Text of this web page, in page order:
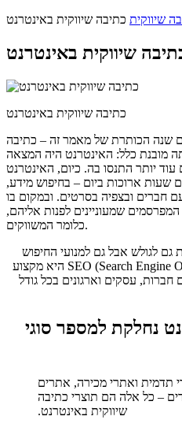
שיווקית כתיבה שיווקית באינטרנט
שיווקית באינטרנט
כתיבה שיווקית באינטרנט
שנה הכותרת של מאמר זה – כתיבה
מובנת כלל: האינטרנט היה המצאה
יותר התנסו בה. כיום, האינטרנט
שעות ארוכות ביום – בחיפוש מידע,
חברים ובצפיה בסרטים. ובמקום בו
שמעוניינים לפנות אליהם,
כלומר המשווקים.
גם לגולש אבל גם למנועי החיפוש
כחלק מקידום אתרים (SEO (Search Engine Optimization היא מקצוע
עסקים וארגונים בכל גודל
נחלקת למספר סוגי
תדמית ואתרי מכירה, אתרים
– כל אלה הם תוצרי כתיבה
שיווקית באינטרנט.